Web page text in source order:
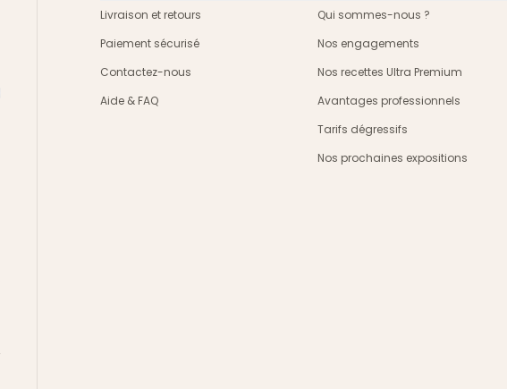
Livraison et retours
Paiement sécurisé
Contactez-nous
Aide & FAQ
Qui sommes-nous ?
Nos engagements
Nos recettes Ultra Premium
Avantages professionnels
Tarifs dégressifs
Nos prochaines expositions